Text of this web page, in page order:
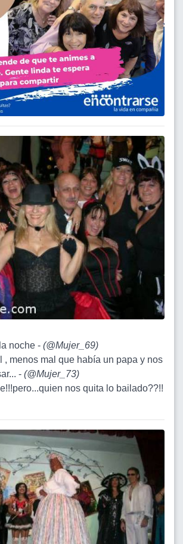
noche - (@Mujer_69)
, menos mal que había un papa y nos
- (@Mujer_73)
nos quita lo bailado??!!